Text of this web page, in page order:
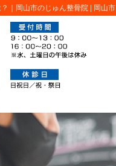
｜岡山市のじゅん整骨院 | 岡山